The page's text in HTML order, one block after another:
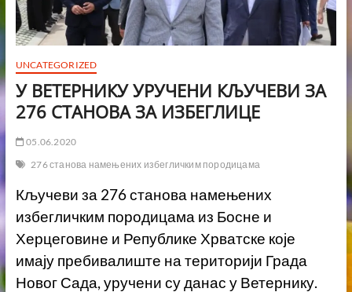
UNCATEGORIZED
У ВЕТЕРНИКУ УРУЧЕНИ КЉУЧЕВИ ЗА
276 СТАНОВА ЗА ИЗБЕГЛИЦЕ
05.06.2020
276 станова намењених избегличким породицама
Кључеви за 276 станова намењених
избегличким породицама из Босне и
Херцеговине и Републике Хрватске које
имају пребивалиште на територији Града
Новог Сада, уручени су данас у Ветернику.